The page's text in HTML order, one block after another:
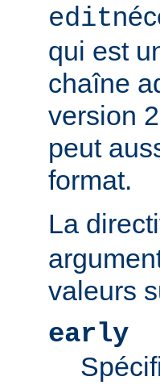
edit
qui est
chaîne
version
peut
format.
La
valeurs
early